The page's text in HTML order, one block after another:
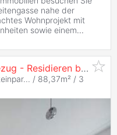
nahe der
Wohnprojekt mit
sowie einem...
Südwestseitiger Traum-Erstbezug - Residieren beim Servitenviertel
/ 88,37m² / 3